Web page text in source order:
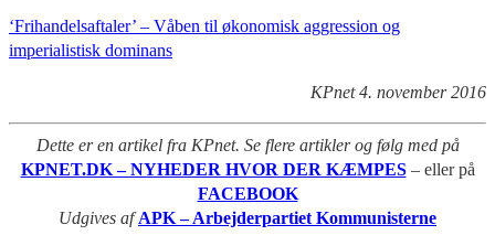
‘Frihandelsaftaler’ – Våben til økonomisk aggression og
imperialistisk dominans
KPnet 4. november 2016
Dette er en artikel fra KPnet. Se flere artikler og følg med på
KPNET.DK – NYHEDER HVOR DER KÆMPES – eller på
FACEBOOK
Udgives afAPK – Arbejderpartiet Kommunisterne